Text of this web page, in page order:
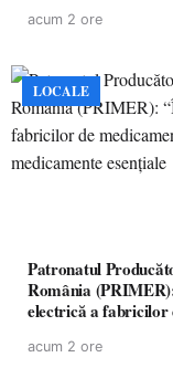
acum 2 ore
LOCALE
Patronatul
România
electrică a fabricilor
acum 2 ore